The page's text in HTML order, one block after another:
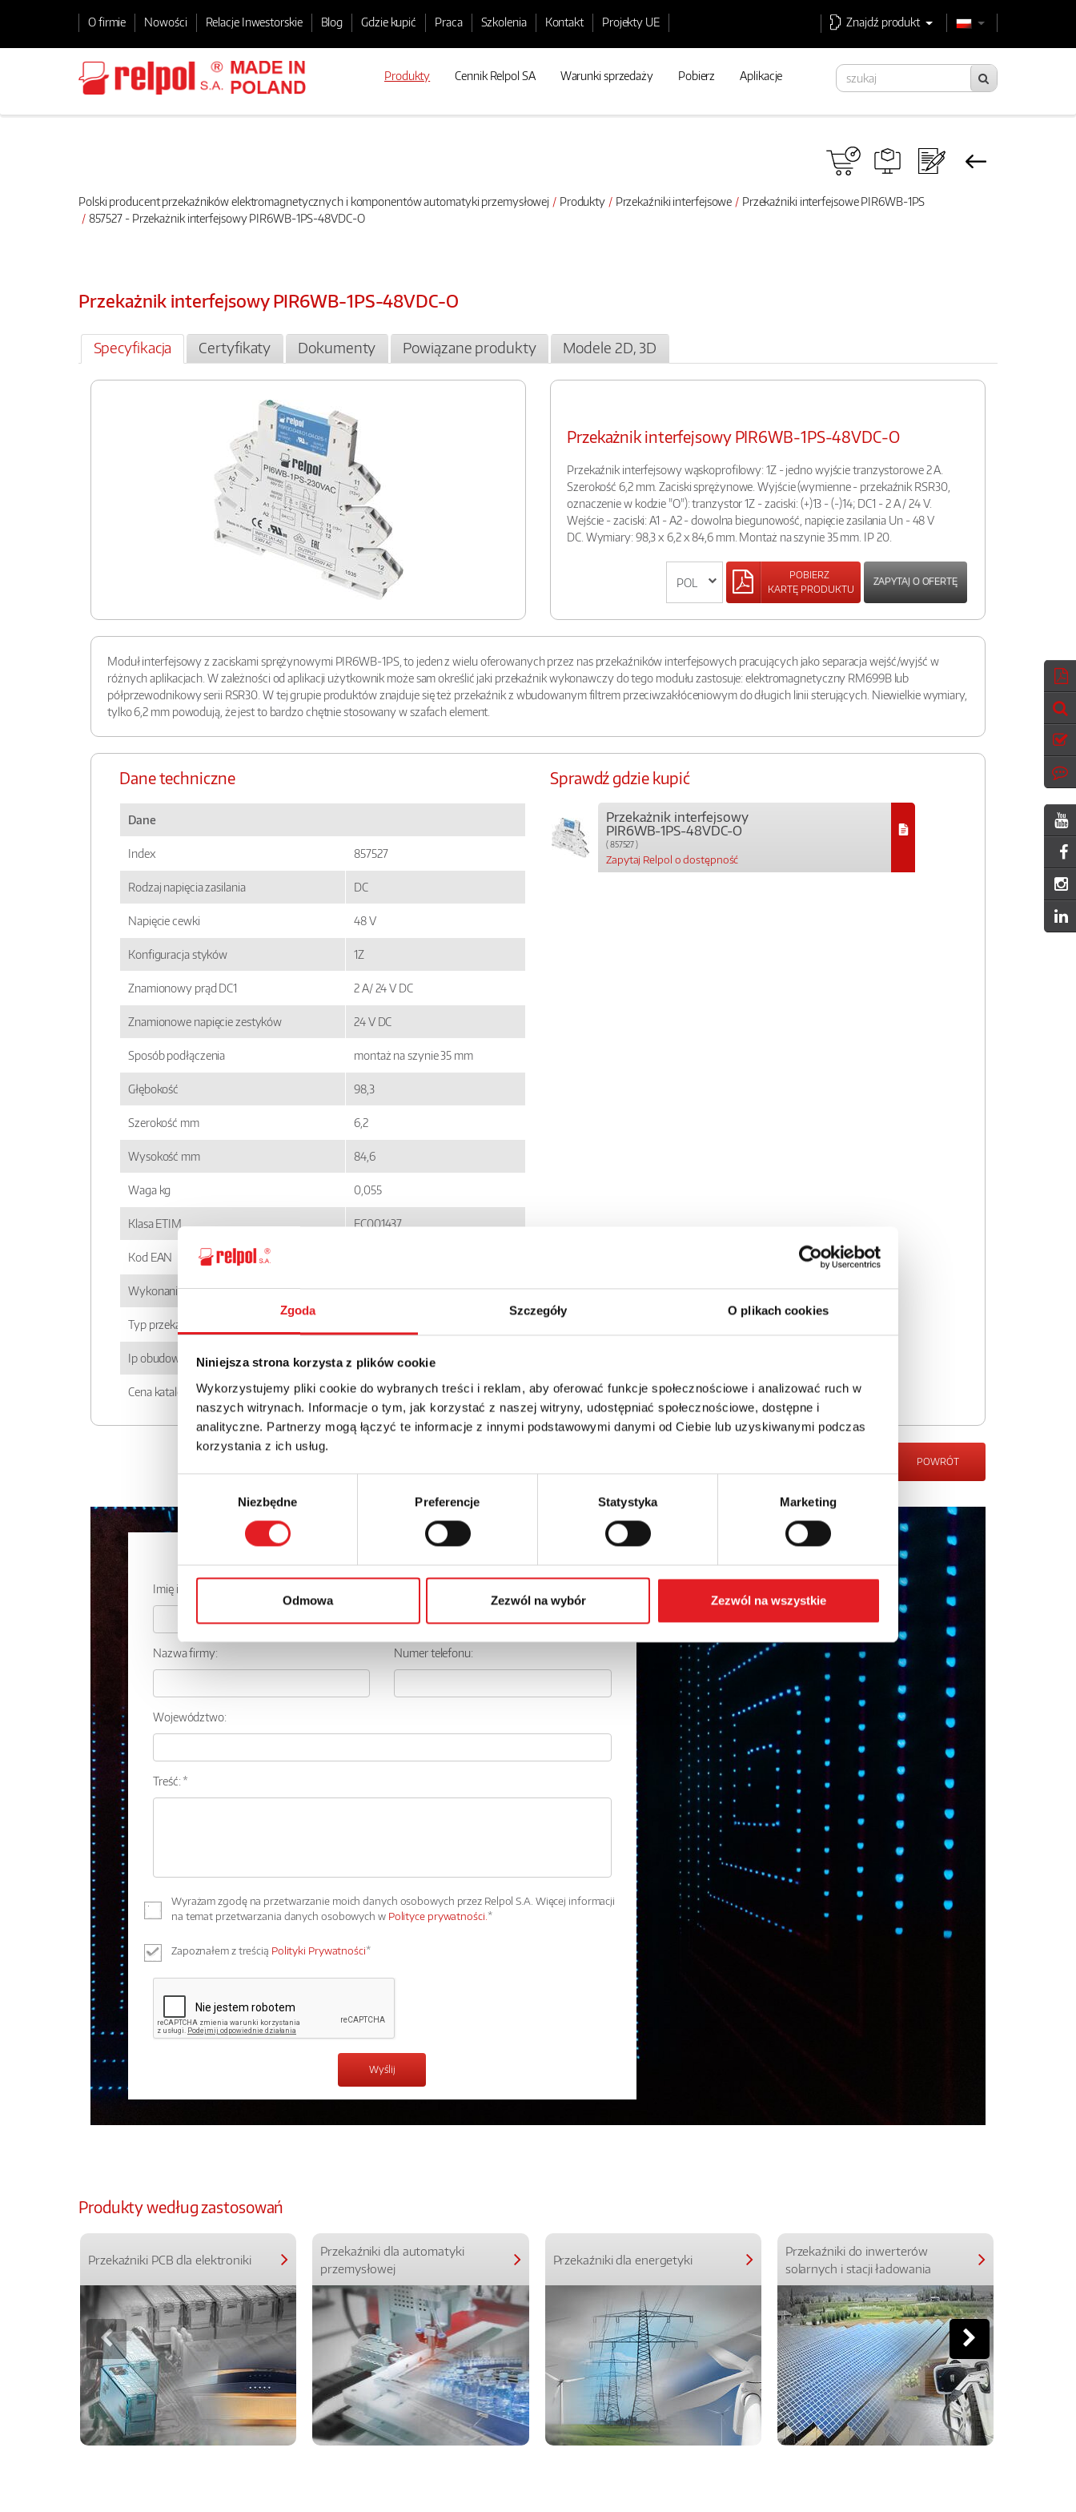
Zgoda Szczegóły O plikach cookies
Niniejsza strona korzysta z plików cookie
Wykorzystujemy pliki cookie do wybranych treści i reklam, aby oferować funkcje społecznościowe i analizować ruch w
naszych witrynach. Informacje o tym, jak korzystać z naszej witryny, udostępniać społecznościowe, dostępne i
analityczne. Partnerzy mogą łączyć te informacje z innymi podstawowymi danymi od Ciebie lub uzyskiwanymi podczas
korzystania z ich usług.
Niezbędne Preferencje Statystyka Marketing
Odmowa Zezwól na wybór Zezwól na wszystkie
O firmie Nowości Relacje Inwestorskie Blog Gdzie kupić Praca Szkolenia Kontakt Projekty UE Znajdź produkt
Produkty Cennik Relpol SA Warunki sprzedaży Pobierz Aplikacje
Polski producent przekaźników elektromagnetycznych i komponentów automatyki przemysłowej Produkty Przekaźniki interfejsowe
Przekaźniki interfejsowe PIR6WB-1PS
857527 - Przekażnik interfejsowy PIR6WB-1PS-48VDC-O
Przekażnik interfejsowy PIR6WB-1PS-48VDC-O
Specyfikacja Certyfikaty Dokumenty Powiązane produkty Modele 2D, 3D
Przekażnik interfejsowy PIR6WB-1PS-48VDC-O
Przekaźnik interfejsowy wąskoprofilowy: 1Z - jedno wyjście tranzystorowe 2 A.
Szerokość 6,2 mm. Zaciski sprężynowe. Wyjście (wymienne - przekaźnik RSR30,
oznaczenie w kodzie "O"): tranzystor 1Z - zaciski: (+)13 - (-)14; DC1 - 2 A / 24 V.
Wejście - zaciski: A1 - A2 - dowolna biegunowość, napięcie zasilania Un - 48 V
DC. Wymiary: 98,3 x 6,2 x 84,6 mm. Montaż na szynie 35 mm. IP 20.
POBIERZ
KARTĘ PRODUKTU
ZAPYTAJ O OFERTĘ
Moduł interfejsowy z zaciskami sprężynowymi PIR6WB-1PS, to jeden z wielu oferowanych przez nas przekaźników interfejsowych pracujących jako separacja wejść/wyjść w
różnych aplikacjach. W zależności od aplikacji użytkownik może sam określić jaki przekaźnik wykonawczy do tego modułu zastosuje: elektromagnetyczny RM699B lub
półprzewodnikowy serii RSR30. W tej grupie produktów znajduje się też przekaźnik z wbudowanym filtrem przeciwzakłóceniowym do długich linii sterujących. Niewielkie wymiary,
tylko 6,2 mm powodują, że jest to bardzo chętnie stosowany w szafach element.
Dane techniczne
Dane
Index 857527
Rodzaj napięcia zasilania DC
Napięcie cewki 48 V
Konfiguracja styków 1Z
Znamionowy prąd DC1 2 A/ 24 V DC
Znamionowe napięcie zestyków 24 V DC
Sposób podłączenia montaż na szynie 35 mm
Głębokość 98,3
Szerokość mm 6,2
Wysokość mm 84,6
Waga kg 0,055
Klasa ETIM EC001437
Kod EAN
Wykonanie niestandardowe
Typ przekaźnika
Ip obudowy IP 20
Cena katalogowa 119.66zł + 23% VAT
Sprawdź gdzie kupić
Przekażnik interfejsowy
PIR6WB-1PS-48VDC-O
( 857527 )
Zapytaj Relpol o dostępność
POWRÓT
Imię i nazwisko: *
Nazwa firmy: Numer telefonu:
Województwo:
Treść: *
Wyrażam zgodę na przetwarzanie moich danych osobowych przez Relpol S.A. Więcej informacji
na temat przetwarzania danych osobowych w Polityce prywatności.*
Zapoznałem z treścią Polityki Prywatności*
Produkty według zastosowań
Przekaźniki PCB dla elektroniki
Przekaźniki dla automatyki
przemysłowej
Przekaźniki dla energetyki
Przekaźniki do inwerterów
solarnych i stacji ładowania